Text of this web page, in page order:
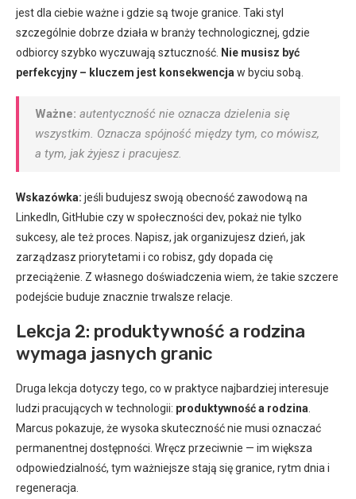
jest dla ciebie ważne i gdzie są twoje granice. Taki styl
szczególnie dobrze działa w branży technologicznej, gdzie
odbiorcy szybko wyczuwają sztuczność. Nie musisz być
perfekcyjny – kluczem jest konsekwencja w byciu sobą.
Ważne: autentyczność nie oznacza dzielenia się
wszystkim. Oznacza spójność między tym, co mówisz,
a tym, jak żyjesz i pracujesz.
Wskazówka: jeśli budujesz swoją obecność zawodową na
LinkedIn, GitHubie czy w społeczności dev, pokaż nie tylko
sukcesy, ale też proces. Napisz, jak organizujesz dzień, jak
zarządzasz priorytetami i co robisz, gdy dopada cię
przeciążenie. Z własnego doświadczenia wiem, że takie szczere
podejście buduje znacznie trwalsze relacje.
Lekcja 2: produktywność a rodzina
wymaga jasnych granic
Druga lekcja dotyczy tego, co w praktyce najbardziej interesuje
ludzi pracujących w technologii: produktywność a rodzina
Marcus pokazuje, że wysoka skuteczność nie musi oznaczać
permanentnej dostępności. Wręcz przeciwnie — im większa
odpowiedzialność, tym ważniejsze stają się granice, rytm dnia i
regeneracja.